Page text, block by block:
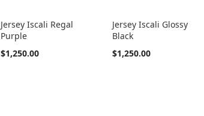
Jersey Iscali Regal
Purple
Tan
$1,250.00
Jersey Iscali Glossy
Black
Tan
$1,250.00